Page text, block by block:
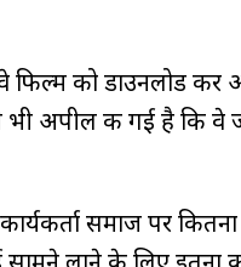
वे फिल्म को डाउनलोड
अपील की गई है कि वे
समाज पर